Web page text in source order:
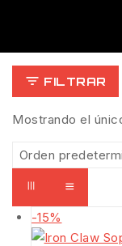
FILTRAR
Mostrando el
-15%
de